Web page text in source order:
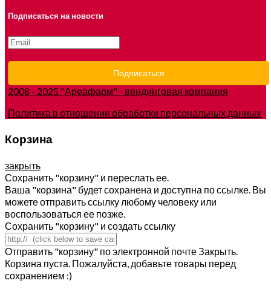
Подписаться на новости
2008 - 2025 "Ареафарм" - вендинговая компания
Политика в отношении обработки персональных данных
Корзина
закрыть
Сохранить "корзину" и переслать ее.
Ваша "корзина" будет сохранена и доступна по ссылке. Вы
можете отправить ссылку любому человеку или
воспользоваться ее позже.
Сохранить "корзину" и создать ссылку
Отправить "корзину" по электронной почте Закрыть.
Корзина пуста. Пожалуйста, добавьте товары перед
сохранением :)